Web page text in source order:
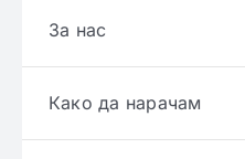
За нас
Како да нарачам